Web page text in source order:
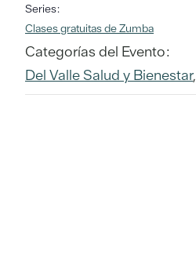
Series:
Clases gratuitas de Zumba
Categorías del Evento:
Del Valle Salud y Bienestar,